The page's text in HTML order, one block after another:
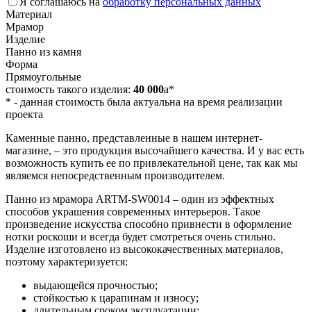
Материал
Мрамор
Изделие
Панно из камня
Форма
Прямоугольные
стоимость такого изделия: 40 000a*
* - данная стоимость была актуальна на время реализации
проекта
Каменные панно, представленные в нашем интернет-
магазине, – это продукция высочайшего качества. И у вас есть
возможность купить ее по привлекательной цене, так как мы
являемся непосредственным производителем.
Панно из мрамора ARTM-SW0014 – один из эффектных
способов украшения современных интерьеров. Такое
произведение искусства способно привнести в оформление
нотки роскоши и всегда будет смотреться очень стильно.
Изделие изготовлено из высококачественных материалов,
поэтому характеризуется:
выдающейся прочностью;
стойкостью к царапинам и износу;